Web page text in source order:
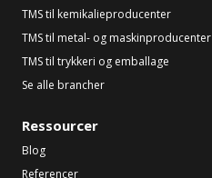
TMS til kemikalieproducenter
TMS til metal- og maskinproducenter
TMS til trykkeri og emballage
Se alle brancher
Ressourcer
Blog
Referencer